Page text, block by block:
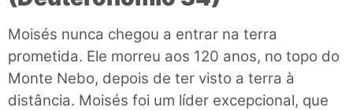
Moisés nunca chegou a entrar na terra
prometida. Ele morreu aos 120 anos, no topo do
Monte Nebo, depois de ter visto a terra à
distância. Moisés foi um líder excepcional, que